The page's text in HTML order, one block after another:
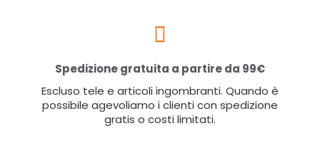
Spedizione gratuita a partire da 99€
Escluso tele e articoli ingombranti. Quando è
possibile agevoliamo i clienti con spedizione
gratis o costi limitati.